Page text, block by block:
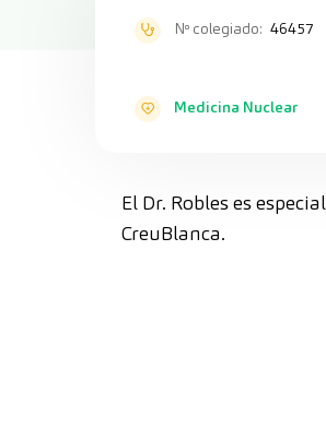
Nº colegiado: 46457
Medicina Nuclear
El Dr. Robles es
CreuBlanca.